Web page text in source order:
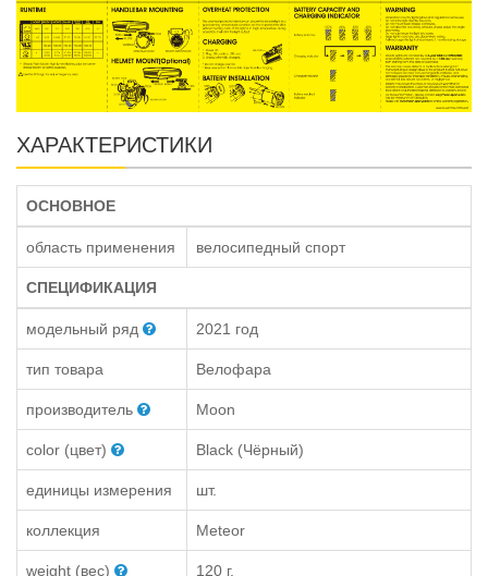
ХАРАКТЕРИСТИКИ
ОСНОВНОЕ
область применения велосипедный спорт
СПЕЦИФИКАЦИЯ
модельный ряд 2021 год
тип товара Велофара
производитель Moon
color (цвет) Black (Чёрный)
единицы измерения шт.
коллекция Meteor
weight (вес) 120 г.